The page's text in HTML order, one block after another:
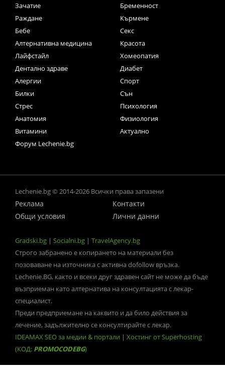
Зачатие
Бременност
Раждане
Кърмене
Бебе
Секс
Алтернативна медицина
Красота
Лайфстайл
Хомеопатия
Дентално здраве
Диабет
Алергии
Спорт
Билки
Сън
Стрес
Психология
Анатомия
Физиология
Витамини
Актуално
Форум Lechenie.bg
Lechenie.bg © 2014-2026 Всички права запазени
Реклама
Контакти
Общи условия
Лични данни
Gradski.bg | Socialni.bg | TravelAgency.bg
Строго забранено е копирането на материали без
позоваване на източника с активна dofollow връзка.
Lechenie.BG, както и всеки друг здравен сайт не може да бъде
възприеман като алтернатива на консултацията с лекар-
специалист.
Преди предприемане на каквито и да било действия за
лечение, задължително се консултирайте с лекар.
IDEAMAX SEO за медии & портали | Хостинг от Superhosting
(КОД: PROMOCODEBG)